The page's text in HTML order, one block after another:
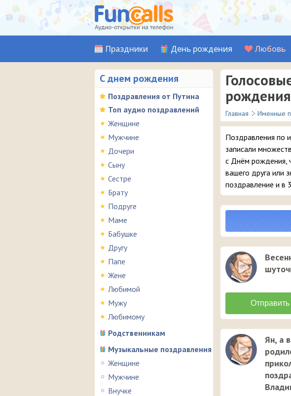
Праздники День рождения Любовь
С днем рождения
Поздравления от Путина
Топ аудио поздравлений
Женщине
Мужчине
Дочери
Сыну
Сестре
Брату
Подруге
Маме
Бабушке
Другу
Папе
Жене
Любимой
Мужу
Любимому
Родственникам
Музыкальные поздравления
Женщине
Мужчине
Внучке
Главная Именные
Поздравления по
записали
с Днём рождения,
вашего друга или
поздравление и в
Ян, а